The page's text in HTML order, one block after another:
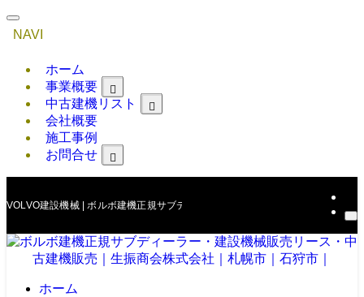
NAVI
ホーム
事業概要
中古建機リスト
会社概要
施工事例
お問合せ
VOLVO建設機械 | ボルボ建機正規サブディーラー・建設機械販売リース・中古
ホーム